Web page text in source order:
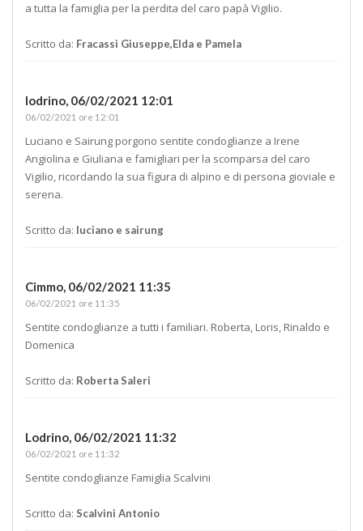
a tutta la famiglia per la perdita del caro papà Vigilio.
Scritto da: Fracassi Giuseppe,Elda e Pamela
lodrino, 06/02/2021 12:01
06/02/2021 ore 12:01
Luciano e Sairung porgono sentite condoglianze a Irene
Angiolina e Giuliana e famigliari per la scomparsa del caro
Vigilio, ricordando la sua figura di alpino e di persona gioviale e
serena.
Scritto da: luciano e sairung
Cimmo, 06/02/2021 11:35
06/02/2021 ore 11:35
Sentite condoglianze a tutti i familiari. Roberta, Loris, Rinaldo e
Domenica
Scritto da: Roberta Saleri
Lodrino, 06/02/2021 11:32
06/02/2021 ore 11:32
Sentite condoglianze Famiglia Scalvini
Scritto da: Scalvini Antonio